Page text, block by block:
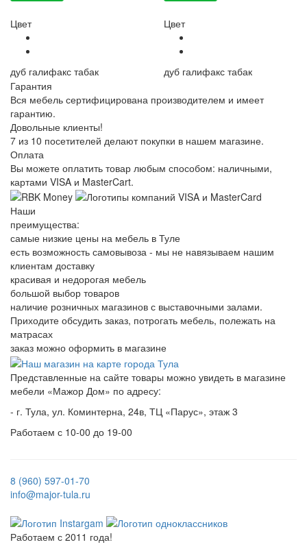
Цвет
дуб галифакс табак
Цвет
дуб галифакс табак
Гарантия
Вся мебель сертифицирована производителем и имеет
гарантию.
Довольные клиенты!
7 из 10 посетителей делают покупки в нашем магазине.
Оплата
Вы можете оплатить товар любым способом: наличными,
картами VISA и MasterCart.
Наши
преимущества:
самые низкие цены на мебель в Туле
есть возможность самовывоза - мы не навязываем нашим
клиентам доставку
красивая и недорогая мебель
большой выбор товаров
наличие розничных магазинов с выставочными залами.
Приходите обсудить заказ, потрогать мебель, полежать на
матрасах
заказ можно оформить в магазине
Представленные на сайте товары можно увидеть в магазине
мебели «Мажор Дом» по адресу:
- г. Тула, ул. Коминтерна, 24в, ТЦ «Парус», этаж 3
Работаем с 10-00 до 19-00
8 (960) 597-01-70
info@major-tula.ru
Работаем с 2011 года!